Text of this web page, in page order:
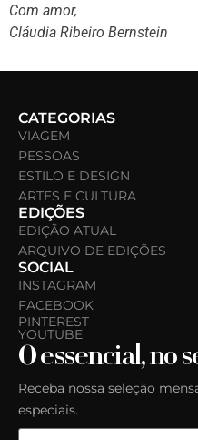
Com amor,
Cláudia Ribeiro Bernstein
CATEGORIAS
VIAGEM
PESSOAS
ESTILO E DESIGN
ARTES E CULTURA
EDIÇÕES
EDIÇÃO ATUAL
ARQUIVO DE EDIÇÕES
SOCIAL
INSTAGRAM
FACEBOOK
PINTEREST
YOUTUBE
O essencial, no
Receba nossa seleção
especiais.